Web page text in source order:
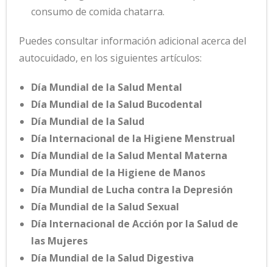
consumo de comida chatarra.
Puedes consultar información adicional acerca del
autocuidado, en los siguientes artículos:
Día Mundial de la Salud Mental
Día Mundial de la Salud Bucodental
Día Mundial de la Salud
Día Internacional de la Higiene Menstrual
Día Mundial de la Salud Mental Materna
Día Mundial de la Higiene de Manos
Día Mundial de Lucha contra la Depresión
Día Mundial de la Salud Sexual
Día Internacional de Acción por la Salud de
las Mujeres
Día Mundial de la Salud Digestiva